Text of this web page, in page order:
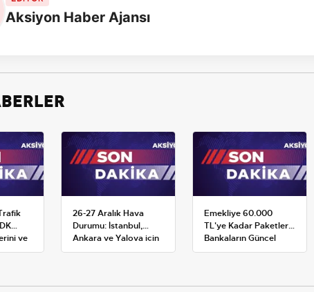
Aksiyon Haber Ajansı
ve
26-27 Aralık Hava
Durumu: İstanbul,
Ankara ve Yalova için
Kar Tahminleri
Emekliye 60.000
TL'ye Kadar Paketler:
Bankaların Güncel
Promosyon ve Ek